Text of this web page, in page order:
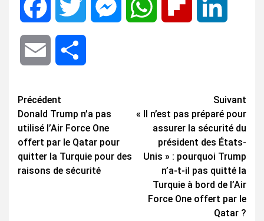
Facebook Twitter MessengerWhatsApp Flipboard
Email
Navigation
d’article
Précédent
Donald Trump n’a pas
utilisé l’Air Force One
offert par le Qatar pour
quitter la Turquie pour des
raisons de sécurité
Suivant
« Il n’est pas préparé pour
assurer la sécurité du
président des États-
Unis » : pourquoi Trump
n’a-t-il pas quitté la
Turquie à bord de l’Air
Force One offert par le
Qatar ?